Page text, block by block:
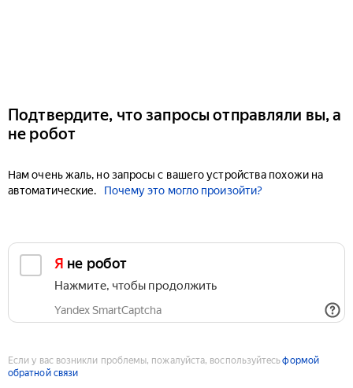
Подтвердите, что запросы отправляли вы, а
не робот
Нам очень жаль, но запросы с вашего устройства похожи на
автоматические.
Почему это могло произойти?
Я не робот
Нажмите, чтобы продолжить
Yandex SmartCaptcha
Если у вас возникли проблемы, пожалуйста, воспользуйтесьформой
обратной связи